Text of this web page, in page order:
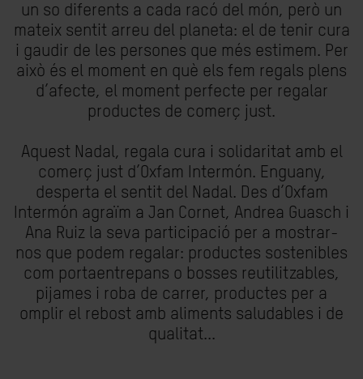
un so diferents a cada racó del món, però un
mateix sentit arreu del planeta: el de tenir cura
i gaudir de les persones que més estimem. Per
això és el moment en què els fem regals plens
d’afecte, el moment perfecte per regalar
productes de comerç just.
Aquest Nadal, regala cura i solidaritat amb el
comerç just d’Oxfam Intermón. Enguany,
desperta el sentit del Nadal. Des d’Oxfam
Intermón agraïm a Jan Cornet, Andrea Guasch i
Ana Ruiz la seva participació per a mostrar-
nos que podem regalar: productes sostenibles
com portaentrepans o bosses reutilitzables,
pijames i roba de carrer, productes per a
omplir el rebost amb aliments saludables i de
qualitat...